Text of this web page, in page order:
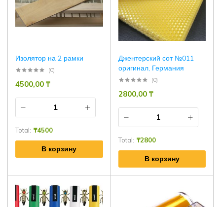
Изолятор на 2 рамки
(0)
4500,00 ₸
Total: ₸4500
В корзину
Джентерский сот №011
оригинал, Германия
(0)
2800,00 ₸
Total: ₸2800
В корзину